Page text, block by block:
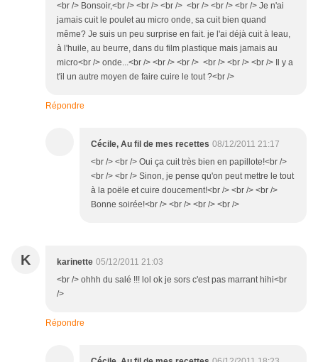
<br /> Bonsoir,<br /> <br /> <br /> <br /> <br /> <br /> Je n'ai
jamais cuit le poulet au micro onde, sa cuit bien quand
même? Je suis un peu surprise en fait. je l'ai déjà cuit à leau,
à l'huile, au beurre, dans du film plastique mais jamais au
micro<br /> onde...<br /> <br /> <br /> <br /> <br /> <br /> Il y a
t'il un autre moyen de faire cuire le tout ?<br />
Répondre
Cécile, Au fil de mes recettes 08/12/2011 21:17
<br /> <br /> Oui ça cuit très bien en papillote!<br />
<br /> <br /> Sinon, je pense qu'on peut mettre le tout
à la poële et cuire doucement!<br /> <br /> <br />
Bonne soirée!<br /> <br /> <br /> <br />
K karinette 05/12/2011 21:03
<br /> ohhh du salé !!! lol ok je sors c'est pas marrant hihi<br
/>
Répondre